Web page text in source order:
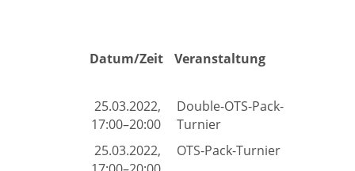
Datum/Zeit Veranstaltung
25.03.2022,
17:00–20:00
Double-OTS-Pack-
Turnier
25.03.2022,
OTS-Pack-Turnier